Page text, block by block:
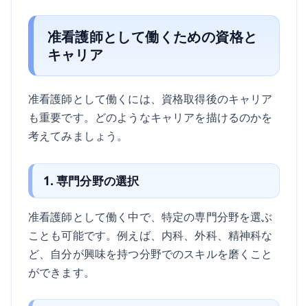
准看護師として働くための資格と
キャリア
准看護師として働くには、資格取得後のキャリア
も重要です。どのようなキャリアを描けるのかを
考えてみましょう。
1. 専門分野の選択
准看護師として働く中で、特定の専門分野を選ぶ
ことも可能です。例えば、内科、外科、精神科な
ど、自分が興味を持つ分野でのスキルを磨くこと
ができます。